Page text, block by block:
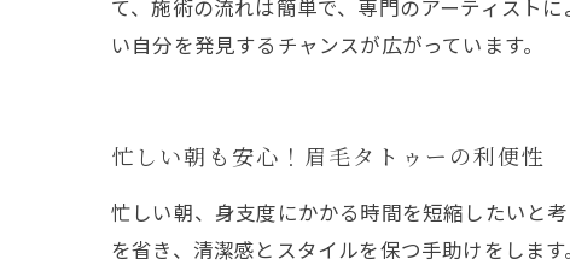
て、施術の流れは簡単で、専門のアーティスト
い自分を発見するチャンスが広がっています。
忙しい朝も安心！眉毛タトゥーの利便性
忙しい朝、身支度にかかる時間を短縮したいと
を省き、清潔感とスタイルを保つ手助けをしま